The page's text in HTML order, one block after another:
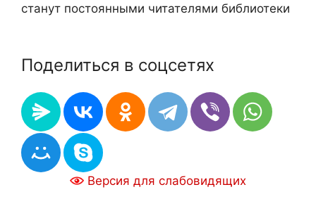
станут постоянными читателями библиотеки
Поделиться в соцсетях
Версия для слабовидящих